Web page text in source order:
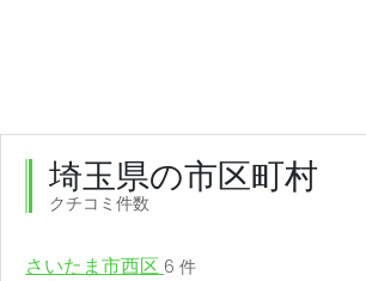
埼玉県の市区町村
クチコミ件数
さいたま市西区 6 件